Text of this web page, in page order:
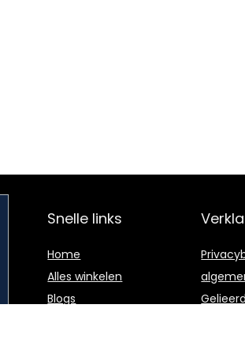
Snelle links
Home
Alles winkelen
Blogs